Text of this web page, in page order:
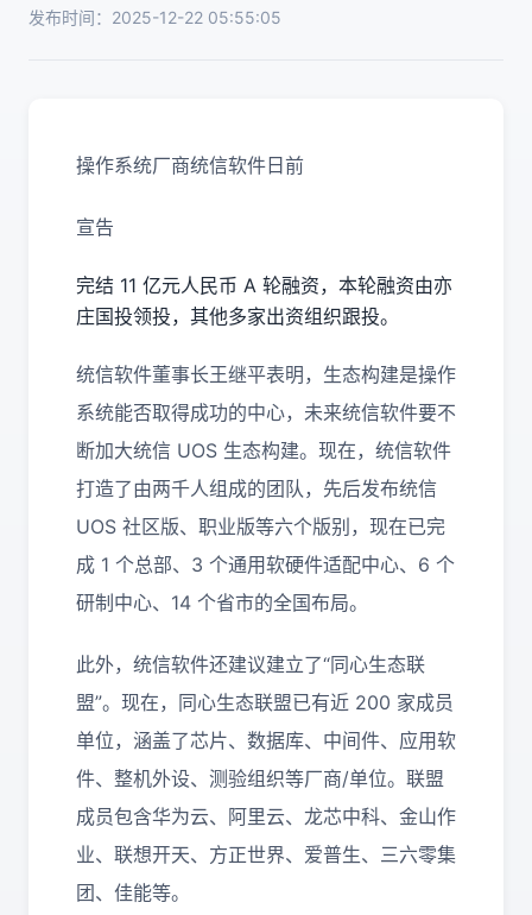
发布时间：2025-12-22 05:55:05
操作系统厂商统信软件日前
宣告
完结 11 亿元人民币 A 轮融资，本轮融资由亦
庄国投领投，其他多家出资组织跟投。
统信软件董事长王继平表明，生态构建是操作
系统能否取得成功的中心，未来统信软件要不
断加大统信 UOS 生态构建。现在，统信软件
打造了由两千人组成的团队，先后发布统信
UOS 社区版、职业版等六个版别，现在已完
成 1 个总部、3 个通用软硬件适配中心、6 个
研制中心、14 个省市的全国布局。
此外，统信软件还建议建立了“同心生态联
盟”。现在，同心生态联盟已有近 200 家成员
单位，涵盖了芯片、数据库、中间件、应用软
件、整机外设、测验组织等厂商/单位。联盟
成员包含华为云、阿里云、龙芯中科、金山作
业、联想开天、方正世界、爱普生、三六零集
团、佳能等。